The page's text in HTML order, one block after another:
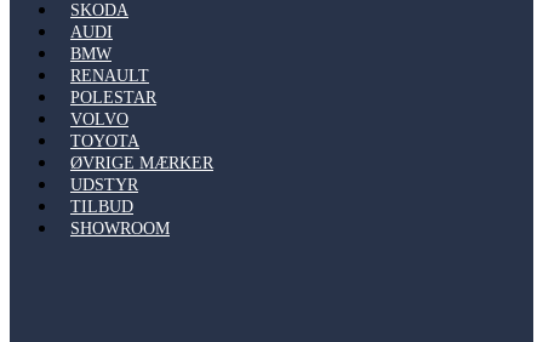
SKODA
AUDI
BMW
RENAULT
POLESTAR
VOLVO
TOYOTA
ØVRIGE MÆRKER
UDSTYR
TILBUD
SHOWROOM